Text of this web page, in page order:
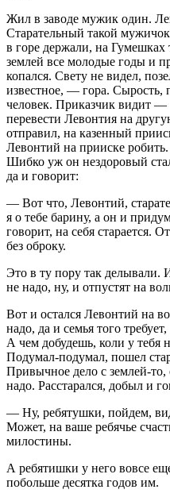
Жил в заводе мужик один.
Старательный такой
в горе держали, на
землей все молодые годы и
копался. Свету не видел,
известное, — гора. Сырость,
человек. Приказчик видит —
перевести Левонтия на
отправил, на казенный
Левонтий на прииске
Шибко уж он нездоровый
да и говорит:
— Вот что, Левонтий,
я о тебе барину, а он и
говорит, на себя старается.
без оброку.
Это в ту пору так делывали.
не надо, ну, и отпустят на
Вот и остался Левонтий на
надо, да и семья того
А чем добудешь, коли у тебя
Подумал-подумал, пошел
Привычное дело с землей-то,
надо. Расстарался, добыл и
— Ну, ребятушки, пойдем,
Может, на ваше ребячье
милостины.
А ребятишки у него вовсе
побольше десятка годов им.